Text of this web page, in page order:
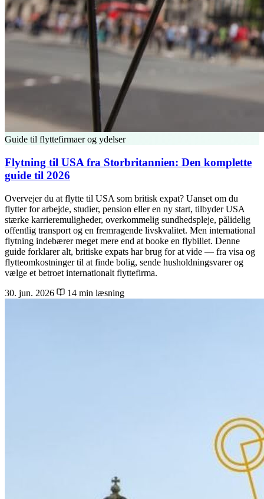
Guide til flyttefirmaer og ydelser
Flytning til USA fra Storbritannien: Den komplette
guide til 2026
Overvejer du at flytte til USA som britisk expat? Uanset om du
flytter for arbejde, studier, pension eller en ny start, tilbyder USA
stærke karrieremuligheder, overkommelig sundhedspleje, pålidelig
offentlig transport og en fremragende livskvalitet. Men international
flytning indebærer meget mere end at booke en flybillet. Denne
guide forklarer alt, britiske expats har brug for at vide — fra visa og
flytteomkostninger til at finde bolig, sende husholdningsvarer og
vælge et betroet internationalt flyttefirma.
30. jun. 2026
14 min læsning